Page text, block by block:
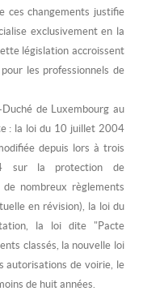
ces changements justifie
exclusivement en la
législation accroissent
les professionnels de
de Luxembourg au
: la loi du 10 juillet 2004
depuis lors à trois
sur la protection de
nombreux règlements
en révision), la loi du
la loi dite "Pacte
classés, la nouvelle loi
autorisations de voirie, le
de huit années.